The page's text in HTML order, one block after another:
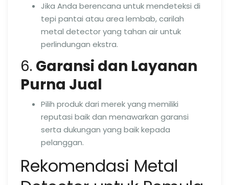
Jika Anda berencana untuk mendeteksi di
tepi pantai atau area lembab, carilah
metal detector yang tahan air untuk
perlindungan ekstra.
6. Garansi dan Layanan
Purna Jual
Pilih produk dari merek yang memiliki
reputasi baik dan menawarkan garansi
serta dukungan yang baik kepada
pelanggan.
Rekomendasi Metal